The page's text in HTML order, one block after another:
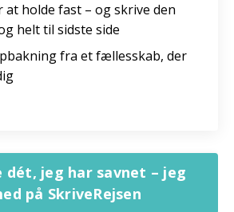
holde fast – og skrive den
helt til sidste side
fra et fællesskab, der
dét, jeg har savnet – jeg
på SkriveRejsen